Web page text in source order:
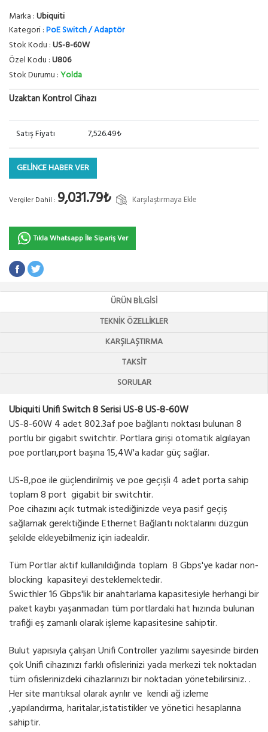
Marka :Ubiquiti
Kategori :PoE Switch / Adaptör
Stok Kodu :US-8-60W
Özel Kodu :U806
Stok Durumu :Yolda
Uzaktan Kontrol Cihazı
Satış Fiyatı 7,526.49₺
GELİNCE HABER VER
Vergiler Dahil : 9,031.79₺ Karşılaştırmaya Ekle
Tıkla Whatsapp İle Sipariş Ver
ÜRÜN BILGISI
TEKNIK ÖZELLIKLER
KARŞILAŞTIRMA
TAKSIT
SORULAR
Ubiquiti Unifi Switch 8 Serisi US-8 US-8-60W
US-8-60W 4 adet 802.3af poe bağlantı noktası bulunan 8
portlu bir gigabit switchtir. Portlara girişi otomatik algılayan
poe portları,port başına 15,4W'a kadar güç sağlar.
US-8,poe ile güçlendirilmiş ve poe geçişli 4 adet porta sahip
toplam 8 port gigabit bir switchtir.
Poe cihazını açık tutmak istediğinizde veya pasif geçiş
sağlamak gerektiğinde Ethernet Bağlantı noktalarını düzgün
şekilde ekleyebilmeniz için iadealdir.
Tüm Portlar aktif kullanıldığında toplam 8 Gbps'ye kadar non-
blocking kapasiteyi desteklemektedir.
Swicthler 16 Gbps'lik bir anahtarlama kapasitesiyle herhangi bir
paket kaybı yaşanmadan tüm portlardaki hat hızında bulunan
trafiği eş zamanlı olarak işleme kapasitesine sahiptir.
Bulut yapısıyla çalışan Unifi Controller yazılımı sayesinde birden
çok Unifi cihazınızı farklı ofislerinizi yada merkezi tek noktadan
tüm ofislerinizdeki cihazlarınızı bir noktadan yönetebilirsiniz. .
Her site mantıksal olarak ayrılır ve kendi ağ izleme
,yapılandırma, haritalar,istatistikler ve yönetici hesaplarına
sahiptir.